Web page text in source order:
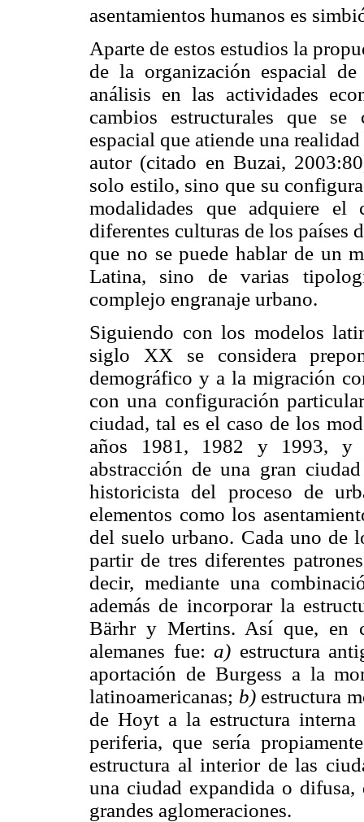
asentamientos humanos es
Aparte de estos estudios la
de la organización espacial
análisis en las actividades
cambios estructurales que se
espacial que atiende una
autor (citado en Buzai,
solo estilo, sino que su
modalidades que adquiere el
diferentes culturas de los países
que no se puede hablar de un
Latina, sino de varias
complejo engranaje urbano.
Siguiendo con los modelos
siglo XX se considera
demográfico y a la migración
con una configuración
ciudad, tal es el caso de los
años 1981, 1982 y 1993, y
abstracción de una gran
historicista del proceso de
elementos como los
del suelo urbano. Cada uno de
partir de tres diferentes
decir, mediante una
además de incorporar la
Bärhr y Mertins. Así que, en
alemanes fue: a) estructura
aportación de Burgess a la
latinoamericanas; b) estructura
de Hoyt a la estructura
periferia, que sería
estructura al interior de las
una ciudad expandida o difusa,
grandes aglomeraciones.